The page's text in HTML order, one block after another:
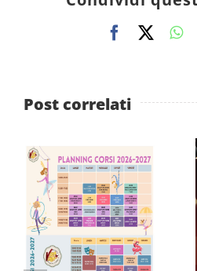
Facebook
X
Post correlati